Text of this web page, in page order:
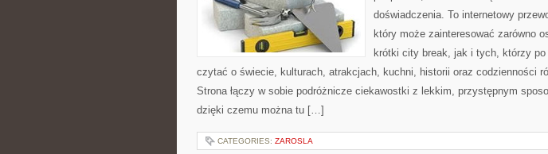
doświadczenia. To internetowy
który może zainteresować zarówno
krótki city break, jak i tych, którzy po
czytać o świecie, kulturach, atrakcjach, kuchni, historii oraz codzienności
Strona łączy w sobie podróżnicze ciekawostki z lekkim, przystępnym
dzięki czemu można tu […]
CATEGORIES: ZAROSLA